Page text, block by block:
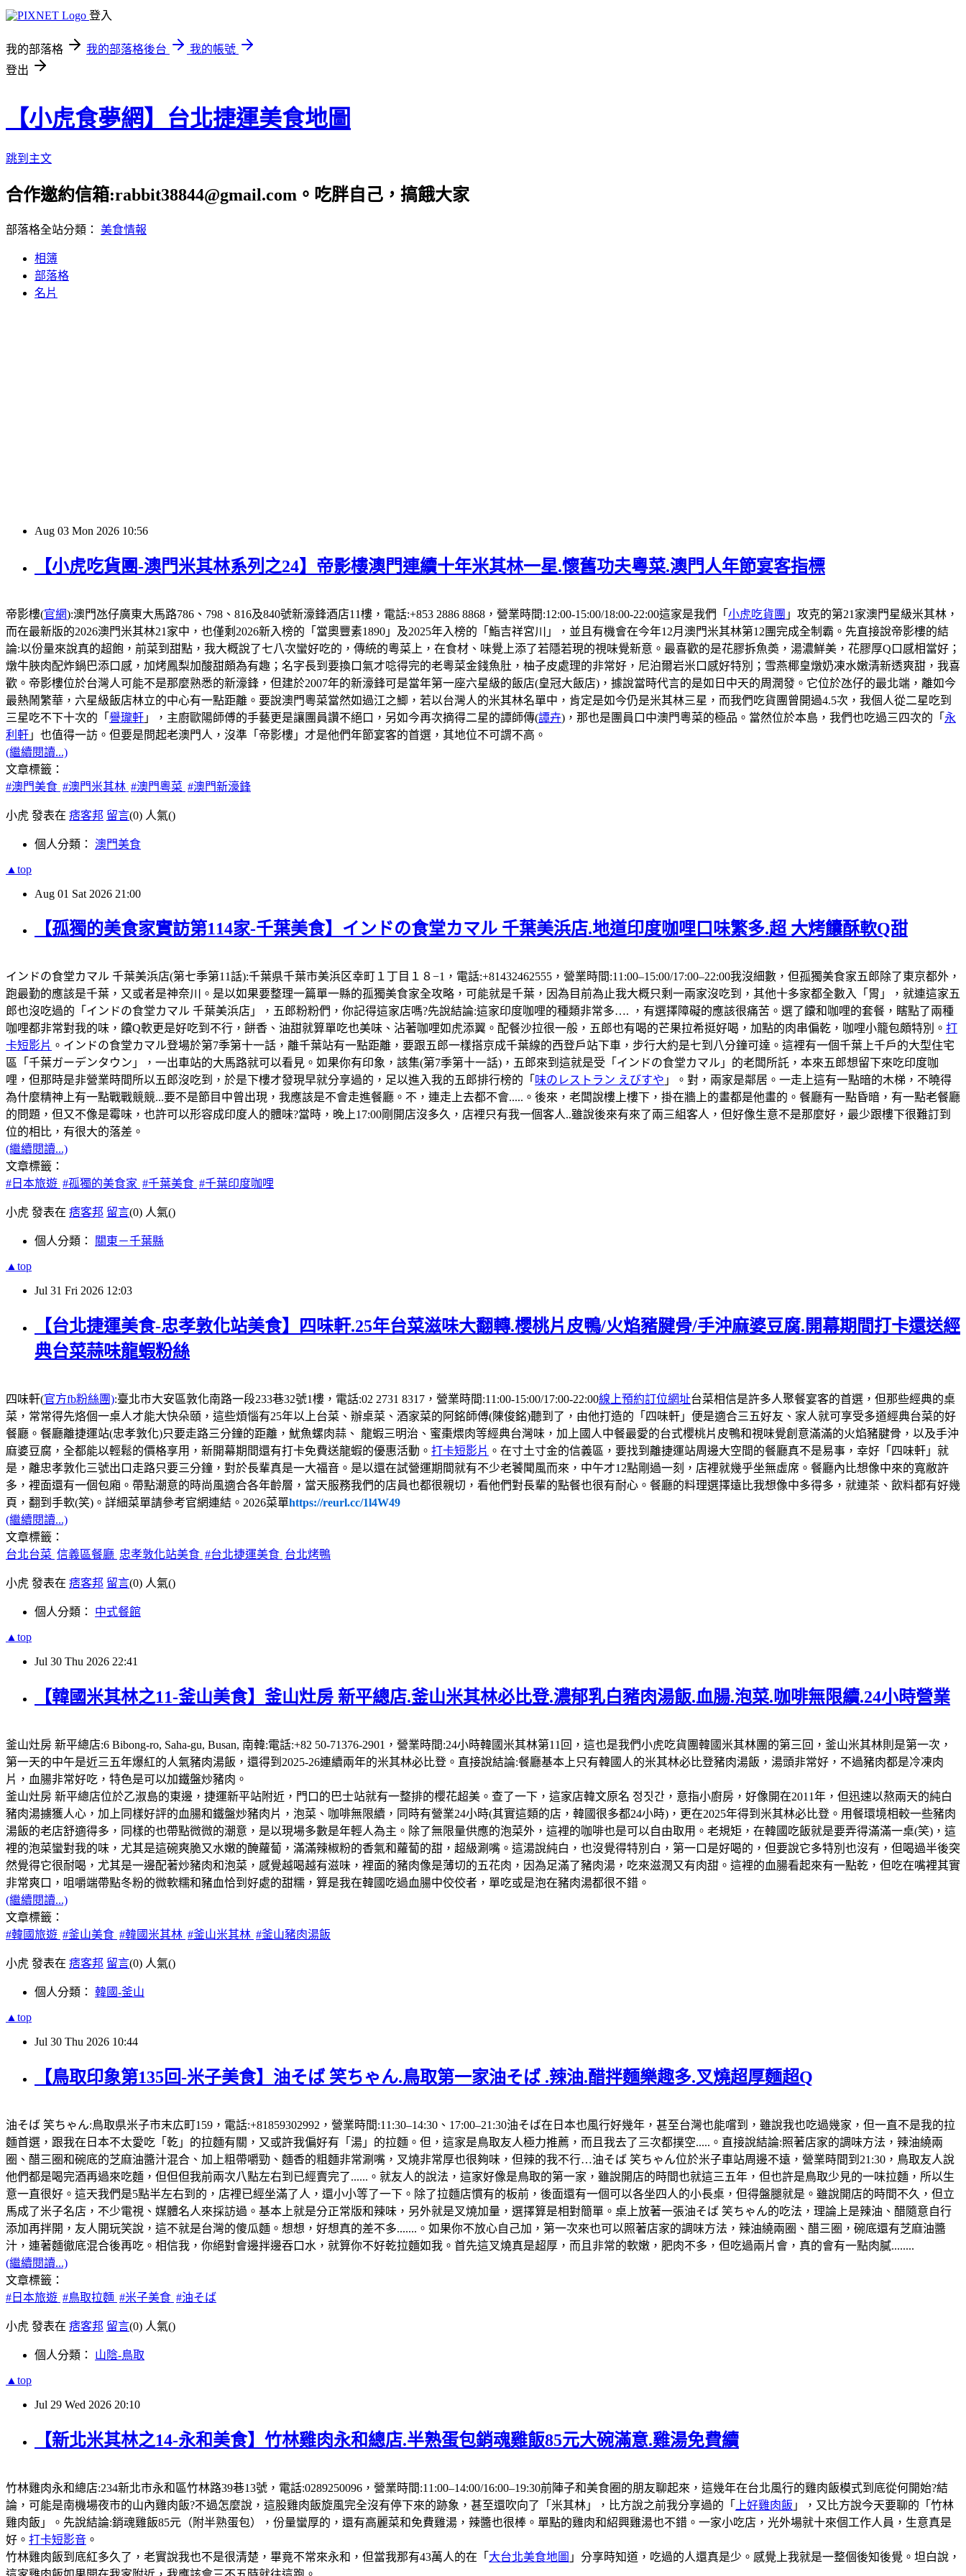
登入
我的部落格 我的部落格後台
我的帳號
登出
【小虎食夢網】台北捷運美食地圖
跳到主文
合作邀約信箱:rabbit38844@gmail.com。吃胖自己，搞餓大家
部落格全站分類： 美食情報
相簿
部落格
名片
Aug 03 Mon 2026 10:56
【小虎吃貨團-澳門米其林系列之24】帝影樓澳門連續十年米其林一星.懷舊功夫粵菜.澳門人年節宴客指標
帝影樓(官網):澳門氹仔廣東大馬路786、798、816及840號新濠鋒酒店11樓，電話:+853 2886 8868，營業時間:12:00-15:00/18:00-22:00這家是我們「 小虎吃貨團 」攻克的第21家澳門星級米其林，
而在最新版的2026澳門米其林21家中，也僅剩2026新入榜的「當奧豐素1890」及2025年入榜的「鮨吉祥宮川」，並且有機會在今年12月澳門米其林第12團完成全制霸。先直接說帝影樓的結
論:以份量來說真的超飽，前菜到甜點，我大概說了七八次蠻好吃的，傳統的粵菜上，在食材、味覺上添了若隱若現的視味覺新意。最喜歡的是花膠拆魚𡙡，湯濃鮮美，花膠厚Q口感相當好；
燉牛脥肉配炸鍋巴添口感，加烤鳳梨加酸甜頗為有趣；名字長到要換口氣才唸得完的老粵菜金錢魚肚，柚子皮處理的非常好，尼泊爾岩米口感好特別；雪燕椰皇燉奶凍水嫩清新透爽甜，我喜
歡。帝影樓位於台灣人可能不是那麼熟悉的新濠鋒，但建於2007年的新濠鋒可是當年第一座六星級的飯店(皇冠大飯店)，據說當時代言的是如日中天的周潤發。它位於氹仔的最北端，離如今
最熱鬧繁華，六星級飯店林立的中心有一點距離。要說澳門粵菜當然如過江之鯽，若以台灣人的米其林名單中，肯定是如今仍是米其林三星，而我們吃貨團曾開過4.5次，我個人從二星吃到
三星吃不下十次的「 譽瓏軒 」，主廚歐陽師傅的手藝更是讓團員讚不絕口，另如今再次摘得二星的譚師傳(譚卉)，那也是團員口中澳門粵菜的極品。當然位於本島，我們也吃過三四次的「 永
利軒 」也值得一訪。但要是問起老澳門人，沒準「帝影樓」才是他們年節宴客的首選，其地位不可謂不高。
(繼續閱讀...)
文章標籤：
#澳門美食 #澳門米其林 #澳門粵菜 #澳門新濠鋒
小虎 發表在 痞客邦 留言(0) 人氣()
個人分類： 澳門美食
▲top
Aug 01 Sat 2026 21:00
【孤獨的美食家實訪第114家-千葉美食】インドの食堂カマル 千葉美浜店.地道印度咖哩口味繁多.超 大烤饢酥軟Q甜
インドの食堂カマル 千葉美浜店(第七季第11話):千葉県千葉市美浜区幸町１丁目１８−1，電話:+81432462555，營業時間:11:00–15:00/17:00–22:00我沒細數，但孤獨美食家五郎除了東京都外，
跑最勤的應該是千葉，又或者是神奈川。是以如果要整理一篇單一縣的孤獨美食家全攻略，可能就是千葉，因為目前為止我大概只剩一兩家沒吃到，其他十多家都全數入「胃」，就連這家五
郎也沒吃過的「インドの食堂カマル 千葉美浜店」，五郎粉粉們，你記得這家店嗎?先說結論:這家印度咖哩的種類非常多…. ，有選擇障礙的應該很痛苦。選了饢和咖哩的套餐，瞎點了兩種
咖哩都非常對我的味，饢Q軟更是好吃到不行，餅香、油甜就算單吃也美味、沾著咖哩如虎添翼。配餐沙拉很一般，五郎也有喝的芒果拉希挺好喝，加點的肉串偏乾，咖哩小籠包頗特別。 打
卡短影片 。インドの食堂カマル登場於第7季第十一話，離千葉站有一點距離，要跟五郎一樣搭京成千葉線的西登戶站下車，步行大約是七到八分鐘可達。這裡有一個千葉上千戶的大型住宅
區「千葉ガーデンタウン」，一出車站的大馬路就可以看見。如果你有印象，該集(第7季第十一話)，五郎來到這就是受「インドの食堂カマル」的老闆所託，本來五郎想留下來吃印度咖
哩，但那時是非營業時間所以五郎沒吃到，於是下樓才發現早就分享過的，足以進入我的五郎排行榜的「 味のレストラン えびすや 」。對，兩家是鄰居。一走上這有一點暗的木梯，不曉得
為什麼精神上有一點戰戰競競...要不是節目中曾出現，我應該是不會走進餐廳。不，連走上去都不會.....。後來，老闆說樓上樓下，掛在牆上的畫都是他畫的。餐廳有一點昏暗，有一點老餐廳
的問題，但又不像是霉味，也許可以形容成印度人的體味?當時，晚上17:00剛開店沒多久，店裡只有我一個客人..雖說後來有來了兩三組客人，但好像生意不是那麼好，最少跟樓下很難訂到
位的相比，有很大的落差。
(繼續閱讀...)
文章標籤：
#日本旅遊 #孤獨的美食家 #千葉美食 #千葉印度咖哩
小虎 發表在 痞客邦 留言(0) 人氣()
個人分類： 關東－千葉縣
▲top
Jul 31 Fri 2026 12:03
【台北捷運美食-忠孝敦化站美食】四味軒.25年台菜滋味大翻轉.櫻桃片皮鴨/火焰豬腱骨/手沖麻婆豆腐.開幕期間打卡還送經
典台菜蒜味龍蝦粉絲
四味軒(官方fb粉絲團):臺北市大安區敦化南路一段233巷32號1樓，電話:02 2731 8317，營業時間:11:00-15:00/17:00-22:00線上預約訂位網址台菜相信是許多人聚餐宴客的首選，但那些經典的桌
菜，常常得先烙個一桌人才能大快朵頤，這些煩惱有25年以上台菜、辦桌菜、酒家菜的阿銘師傅(陳俊銘)聽到了，由他打造的「四味軒」便是適合三五好友、家人就可享受多道經典台菜的好
餐廳。餐廳離捷運站(忠孝敦化)只要走路三分鐘的距離，魷魚螺肉蒜、 龍蝦三明治、蜜棗煨肉等經典台灣味，加上國人中餐最愛的台式櫻桃片皮鴨和視味覺創意滿滿的火焰豬腱骨，以及手沖
麻婆豆腐，全都能以輕鬆的價格享用，新開幕期間還有打卡免費送龍蝦的優惠活動。 打卡短影片 。在寸土寸金的信義區，要找到離捷運站周邊大空間的餐廳真不是易事，幸好「四味軒」就
是，離忠孝敦化三號出口走路只要三分鐘，對於長輩真是一大福音。是以還在試營運期間就有不少老饕聞風而來，中午才12點剛過一刻，店裡就幾乎坐無虛席。餐廳內比想像中來的寬敝許
多，裡面還有一個包廂。帶點潮意的時尚風適合各年齡層，當天服務我們的店員也都很親切，看他們對長輩的點餐也很有耐心。餐廳的料理選擇遠比我想像中多得多，就連茶、飲料都有好幾
頁，翻到手軟(笑)。詳細菜單請參考官網連結。2026菜單https://reurl.cc/1l4W49
(繼續閱讀...)
文章標籤：
台北台菜 信義區餐廳 忠孝敦化站美食 #台北捷運美食 台北烤鴨
小虎 發表在 痞客邦 留言(0) 人氣()
個人分類： 中式餐館
▲top
Jul 30 Thu 2026 22:41
【韓國米其林之11-釜山美食】釜山灶房 新平總店.釜山米其林必比登.濃郁乳白豬肉湯飯.血腸.泡菜.咖啡無限續.24小時營業
釜山灶房 新平總店:6 Bibong-ro, Saha-gu, Busan, 南韓:電話:+82 50-71376-2901，營業時間:24小時韓國米其林第11回，這也是我們小虎吃貨團韓國米其林團的第三回，釜山米其林則是第一次，
第一天的中午是近三五年爆紅的人氣豬肉湯飯，還得到2025-26連續兩年的米其林必比登。直接說結論:餐廳基本上只有韓國人的米其林必比登豬肉湯飯，湯頭非常好，不過豬肉都是冷凍肉
片，血腸非常好吃，特色是可以加鐵盤炒豬肉。
釜山灶房 新平總店位於乙淑島的東邊，捷運新平站附近，門口的巴士站就有一整排的櫻花超美。查了一下，這家店韓文原名 정짓간，意指小廚房，好像開在2011年，但迅速以熬兩天的純白
豬肉湯擄獲人心，加上同樣好評的血腸和鐵盤炒豬肉片，泡菜、咖啡無限續，同時有營業24小時(其實這類的店，韓國很多都24小時)，更在2025年得到米其林必比登。用餐環境相較一些豬肉
湯飯的老店舒適得多，同樣的也帶點微微的潮意，是以現場多數是年輕人為主。除了無限量供應的泡菜外，這裡的咖啡也是可以自由取用。老規矩，在韓國吃飯就是要弄得滿滿一桌(笑)，這
裡的泡菜蠻對我的味，尤其是這碗爽脆又水嫩的醃蘿蔔，滿滿辣椒粉的香氣和蘿蔔的甜，超級涮嘴。這湯說純白，也沒覺得特別白，第一口是好喝的，但要說它多特別也沒有，但喝過半後突
然覺得它很耐喝，尤其是一邊配著炒豬肉和泡菜，感覺越喝越有滋味，裡面的豬肉像是薄切的五花肉，因為足滿了豬肉湯，吃來滋潤又有肉甜。這裡的血腸看起來有一點乾，但吃在嘴裡其實
非常爽口，咀嚼端帶點冬粉的微軟糯和豬血恰到好處的甜糯，算是我在韓國吃過血腸中佼佼者，單吃或是泡在豬肉湯都很不錯。
(繼續閱讀...)
文章標籤：
#韓國旅遊 #釜山美食 #韓國米其林 #釜山米其林 #釜山豬肉湯飯
小虎 發表在 痞客邦 留言(0) 人氣()
個人分類： 韓國-釜山
▲top
Jul 30 Thu 2026 10:44
【鳥取印象第135回-米子美食】油そば 笑ちゃん.鳥取第一家油そば .辣油.醋拌麵樂趣多.叉燒超厚麵超Q
油そば 笑ちゃん:鳥取県米子市末広町159，電話:+81859302992，營業時間:11:30–14:30、17:00–21:30油そば在日本也風行好幾年，甚至台灣也能嚐到，雖說我也吃過幾家，但一直不是我的拉
麵首選，跟我在日本不太愛吃「乾」的拉麵有關，又或許我偏好有「湯」的拉麵。但，這家是鳥取友人極力推薦，而且我去了三次都撲空.....。直接說結論:照著店家的調味方法，辣油繞兩
圈、醋三圈和碗底的芝麻油醬汁混合、加上粗帶嚼勁、麵香的粗麵非常涮嘴，叉燒非常厚也很夠味，但辣的我不行…油そば 笑ちゃん位於米子車站周邊不遠，營業時間到21:30，鳥取友人說
他們都是喝完酒再過來吃麵，但但但我前兩次八點左右到已經賣完了......。就友人的說法，這家好像是鳥取的第一家，雖說開店的時間也就這三五年，但也許是鳥取少見的一味拉麵，所以生
意一直很好。這天我們是5點半左右到的，店裡已經坐滿了人，還小小等了一下。除了拉麵店慣有的板前，後面還有一個可以各坐四人的小長桌，但得盤腿就是。雖說開店的時間不久，但立
馬成了米子名店，不少電視、媒體名人來採訪過。基本上就是分正常版和辣味，另外就是叉燒加量，選擇算是相對簡單。桌上放著一張油そば 笑ちゃん的吃法，理論上是辣油、醋隨意自行
添加再拌開，友人開玩笑說，這不就是台灣的傻瓜麵。想想，好想真的差不多.......。如果你不放心自己加，第一次來也可以照著店家的調味方法，辣油繞兩圈、醋三圈，碗底還有芝麻油醬
汁，連著麵徹底混合後再吃。相信我，你絕對會邊拌邊吞口水，就算你不好乾拉麵如我。首先這叉燒真是超厚，而且非常的軟嫩，肥肉不多，但吃過兩片會，真的會有一點肉膩........
(繼續閱讀...)
文章標籤：
#日本旅遊 #鳥取拉麵 #米子美食 #油そば
小虎 發表在 痞客邦 留言(0) 人氣()
個人分類： 山陰-鳥取
▲top
Jul 29 Wed 2026 20:10
【新北米其林之14-永和美食】竹林雞肉永和總店.半熟蛋包銷魂雞飯85元大碗滿意.雞湯免費續
竹林雞肉永和總店:234新北市永和區竹林路39巷13號，電話:0289250096，營業時間:11:00–14:00/16:00–19:30前陣子和美食圈的朋友聊起來，這幾年在台北風行的雞肉飯模式到底從何開始?結
論，可能是南機場夜市的山內雞肉飯?不過怎麼說，這股雞肉飯旋風完全沒有停下來的跡象，甚至還吹向了「米其林」，比方說之前我分享過的「
上好雞肉飯 」，又比方說今天要聊的「竹林
雞肉飯」。先說結論:銷魂雞飯85元（附半熟蛋包），份量蠻厚的，還有高麗菜和免費雞湯，辣醬也很棒。單點的雞肉和紹興雞湯也不錯。一家小吃店，光外場就十來個工作人員，生意真是
好。 打卡短影音 。
竹林雞肉飯到底紅多久了，老實說我也不是很清楚，畢竟不常來永和，但當我那有43萬人的在「 大台北美食地圖 」分享時知道，吃過的人還真是少。感覺上我就是一整個後知後覺。坦白說，